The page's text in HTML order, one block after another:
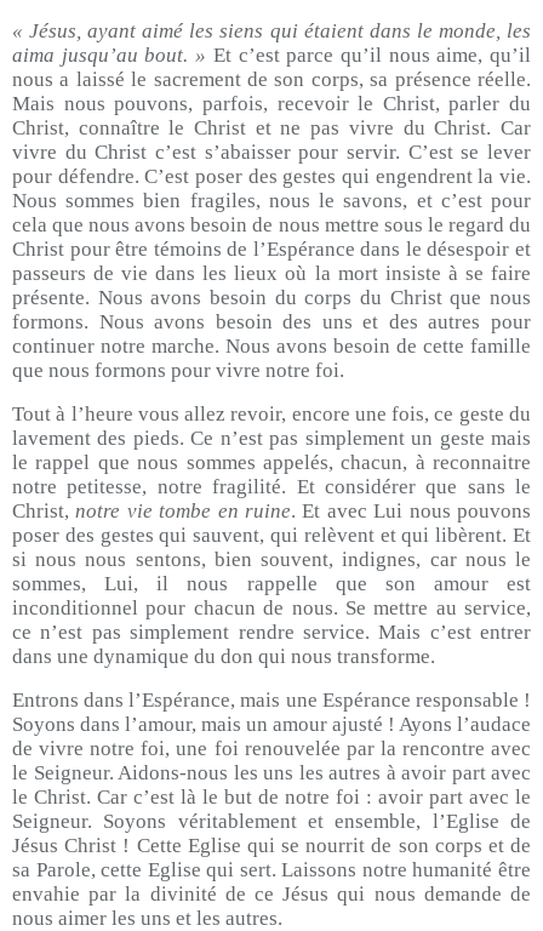
« Jésus, ayant aimé les siens qui étaient dans le monde, les
aima jusqu’au bout. » Et c’est parce qu’il nous aime, qu’il
nous a laissé le sacrement de son corps, sa présence réelle.
Mais nous pouvons, parfois, recevoir le Christ, parler du
Christ, connaître le Christ et ne pas vivre du Christ. Car
vivre du Christ c’est s’abaisser pour servir. C’est se lever
pour défendre. C’est poser des gestes qui engendrent la vie.
Nous sommes bien fragiles, nous le savons, et c’est pour
cela que nous avons besoin de nous mettre sous le regard du
Christ pour être témoins de l’Espérance dans le désespoir et
passeurs de vie dans les lieux où la mort insiste à se faire
présente. Nous avons besoin du corps du Christ que nous
formons. Nous avons besoin des uns et des autres pour
continuer notre marche. Nous avons besoin de cette famille
que nous formons pour vivre notre foi.
Tout à l’heure vous allez revoir, encore une fois, ce geste du
lavement des pieds. Ce n’est pas simplement un geste mais
le rappel que nous sommes appelés, chacun, à reconnaitre
notre petitesse, notre fragilité. Et considérer que sans le
Christ,notre vie tombe en ruine. Et avec Lui nous pouvons
poser des gestes qui sauvent, qui relèvent et qui libèrent. Et
si nous nous sentons, bien souvent, indignes, car nous le
sommes, Lui, il nous rappelle que son amour est
inconditionnel pour chacun de nous. Se mettre au service,
ce n’est pas simplement rendre service. Mais c’est entrer
dans une dynamique du don qui nous transforme.
Entrons dans l’Espérance, mais une Espérance responsable !
Soyons dans l’amour, mais un amour ajusté ! Ayons l’audace
de vivre notre foi, une foi renouvelée par la rencontre avec
le Seigneur. Aidons-nous les uns les autres à avoir part avec
le Christ. Car c’est là le but de notre foi : avoir part avec le
Seigneur. Soyons véritablement et ensemble, l’Eglise de
Jésus Christ ! Cette Eglise qui se nourrit de son corps et de
sa Parole, cette Eglise qui sert. Laissons notre humanité être
envahie par la divinité de ce Jésus qui nous demande de
nous aimer les uns et les autres.